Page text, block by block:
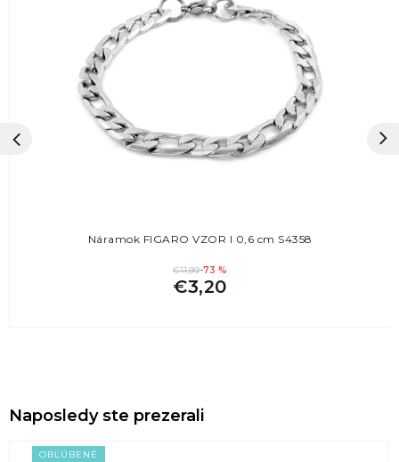
Náramok FIGARO VZOR I 0,6 cm S4358
€11,99-73 %
€3,20
Naposledy ste prezerali
OBĽÚBENÉ